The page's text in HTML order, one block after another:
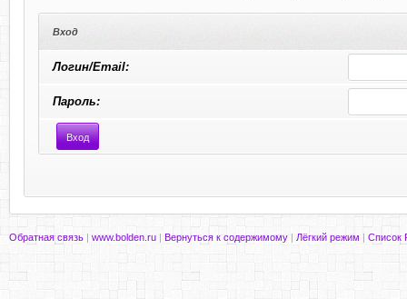
Вход
Логин/Email:
Пароль:
Обратная связь | www.bolden.ru | Вернуться к содержимому | Лёгкий режим | Список